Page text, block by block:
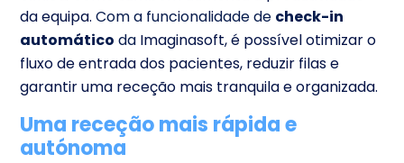
da equipa. Com a funcionalidade de check-in
automático da Imaginasoft, é possível otimizar o
fluxo de entrada dos pacientes, reduzir filas e
garantir uma receção mais tranquila e organizada.
Uma receção mais rápida e
autónoma